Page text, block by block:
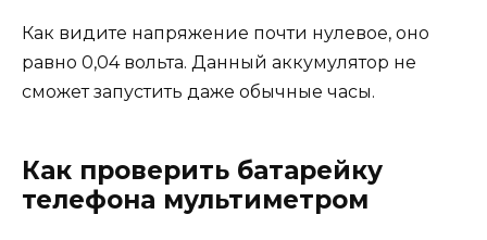
Как видите напряжение почти нулевое, оно
равно 0,04 вольта. Данный аккумулятор не
сможет запустить даже обычные часы.
Как проверить батарейку
телефона мультиметром